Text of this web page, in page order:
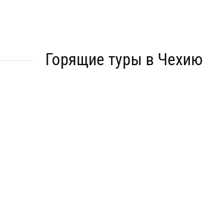
Горящие туры в Чехию